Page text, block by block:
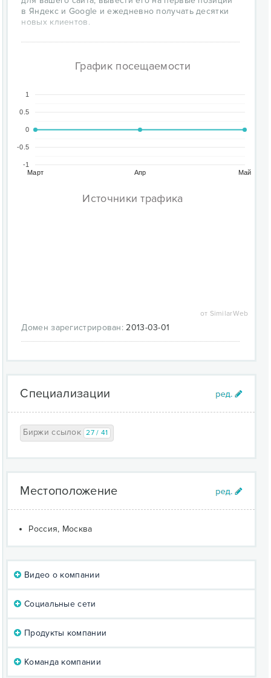
в Яндекс и Google и ежедневно получать десятки
новых клиентов.
График посещаемости
Март Апр Май
-1
-0.5
0
0.5
1
Источники трафика
от SimilarWeb
Домен зарегистрирован: 2013-03-01
Специализации
Биржи ссылок 27 / 41
Местоположение
Россия, Москва
Видео о компании
Социальные сети
Продукты компании
Команда компании